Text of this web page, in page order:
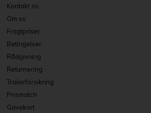
Kontakt os
Om os
Fragtpriser
Betingelser
Rådgivning
Returnering
Trailerforsikring
Prismatch
Gavekort